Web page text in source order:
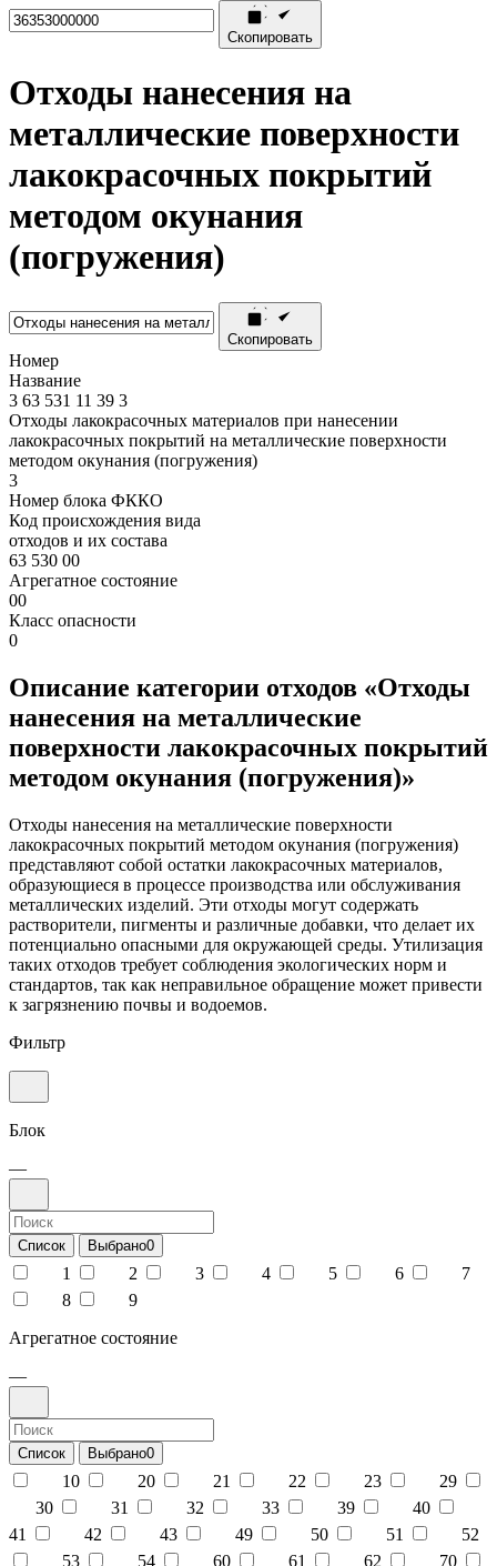
Скопировать
Отходы нанесения на
металлические поверхности
лакокрасочных покрытий
методом окунания
(погружения)
Скопировать
Номер
Название
3 63 531 11 39 3
Отходы лакокрасочных материалов при нанесении
лакокрасочных покрытий на металлические поверхности
методом окунания (погружения)
3
Номер блока ФККО
Код происхождения вида
отходов и их состава
63 530 00
Агрегатное состояние
00
Класс опасности
0
Описание категории отходов «Отходы
нанесения на металлические
поверхности лакокрасочных покрытий
методом окунания (погружения)»
Отходы нанесения на металлические поверхности
лакокрасочных покрытий методом окунания (погружения)
представляют собой остатки лакокрасочных материалов,
образующиеся в процессе производства или обслуживания
металлических изделий. Эти отходы могут содержать
растворители, пигменты и различные добавки, что делает их
потенциально опасными для окружающей среды. Утилизация
таких отходов требует соблюдения экологических норм и
стандартов, так как неправильное обращение может привести
к загрязнению почвы и водоемов.
Фильтр
Блок
—
Список Выбрано0
1 2 3 4 5 6
7
8
9
Агрегатное состояние
—
Список Выбрано0
10 20 21 22 23
29
30
31 32 33 39
40
41
42 43 49 50 51
52
53
54 60 61 62 70